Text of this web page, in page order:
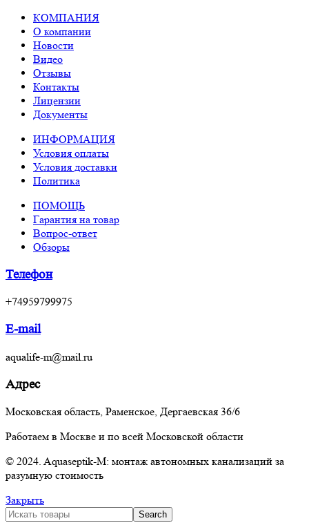
КОМПАНИЯ
О компании
Новости
Видео
Отзывы
Контакты
Лицензии
Документы
ИНФОРМАЦИЯ
Условия оплаты
Условия доставки
Политика
ПОМОЩЬ
Гарантия на товар
Вопрос-ответ
Обзоры
Телефон
+74959799975
E-mail
aqualife-m@mail.ru
Адрес
Московская область, Раменское, Дергаевская 36/6
Работаем в Москве и по всей Московской области
© 2024. Aquaseptik-M: монтаж автономных канализаций за
разумную стоимость
Закрыть
Search